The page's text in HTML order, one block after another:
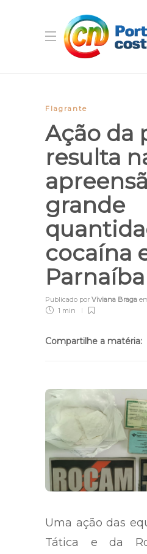
Flagrante
Ação da
resulta
grande
cocaína
Parnaíba
Publicado por Viviana Braga
1 min
Compartilhe a matéria:
Uma ação das
Tática e da